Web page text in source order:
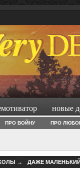
новые
ПРО ВОЙНУ ПРО
→ ДАЖЕ